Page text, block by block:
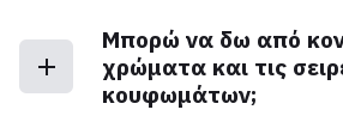
Μπορώ να δω από
χρώματα και τις
κουφωμάτων;